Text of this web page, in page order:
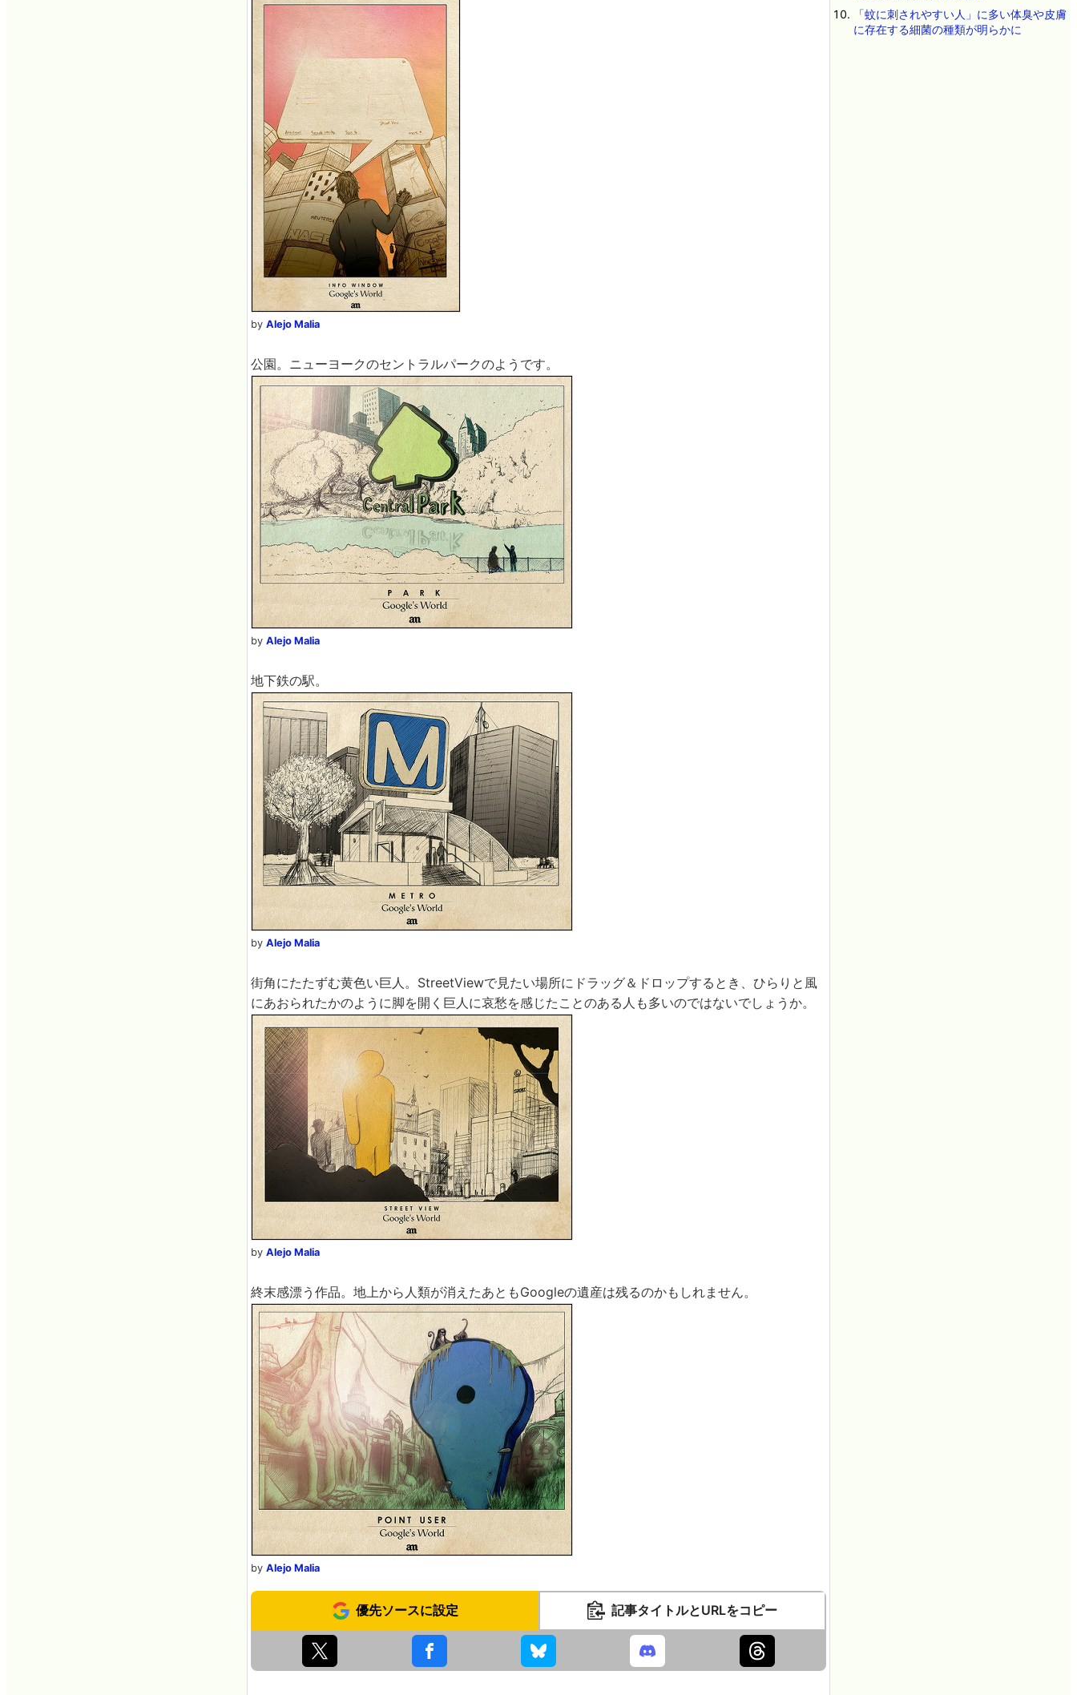
by Alejo Malia
公園。ニューヨークのセントラルパークのようです。
by Alejo Malia
地下鉄の駅。
by Alejo Malia
街角にたたずむ黄色い巨人。StreetViewで見たい場所にドラッグ＆ドロップするとき、ひらりと風
にあおられたかのように脚を開く巨人に哀愁を感じたことのある人も多いのではないでしょうか。
by Alejo Malia
終末感漂う作品。地上から人類が消えたあともGoogleの遺産は残るのかもしれません。
by Alejo Malia
優先ソースに設定 記事タイトルとURLをコピー
「蚊に刺されやすい人」に多い体臭や皮膚
に存在する細菌の種類が明らかに